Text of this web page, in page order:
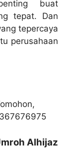
buat
tepat. Dan
tepercaya
perusahaan
Alhijaz